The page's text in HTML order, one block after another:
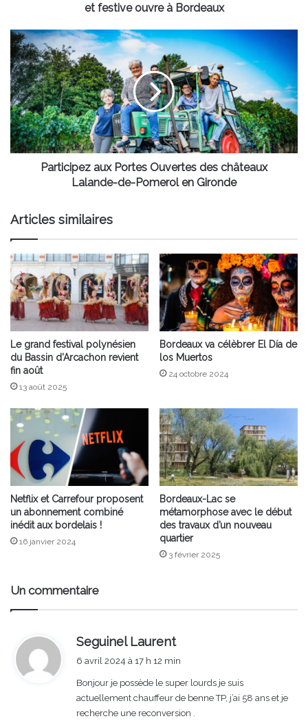
Bordeaux
et festive ouvre à Bordeaux
Participez
aux
Portes
Ouvertes
des
châteaux
Lalande-
de-
Pomerol
Participez aux Portes Ouvertes des châteaux
Lalande-de-Pomerol en Gironde
Articles similaires
Le grand festival polynésien
du Bassin d’Arcachon revient
fin août
13 août 2025
Bordeaux va célèbrer El Día de
los Muertos
24 octobre 2024
Netflix et Carrefour proposent
un abonnement combiné
inédit aux bordelais !
16 janvier 2024
Bordeaux-Lac se
métamorphose avec le début
des travaux d’un nouveau
quartier
3 février 2025
Un commentaire
Seguinel Laurent
:
6 avril 2024 à 17 h 12 min
Bonjour je possède le super lourds je suis
actuellement chauffeur de benne TP, j’ai 58 ans et je
recherche une reconversion .